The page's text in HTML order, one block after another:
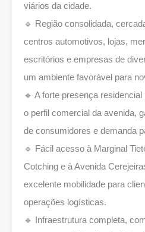
viários da cidade.
🔹 Região consolidada,
centros automotivos, lojas,
escritórios e empresas de
um ambiente favorável para
🔹 A forte presença
o perfil comercial da avenida,
de consumidores e demanda
🔹 Fácil acesso à Marginal
Cotching e à Avenida
excelente mobilidade para
operações logísticas.
🔹 Infraestrutura completa,